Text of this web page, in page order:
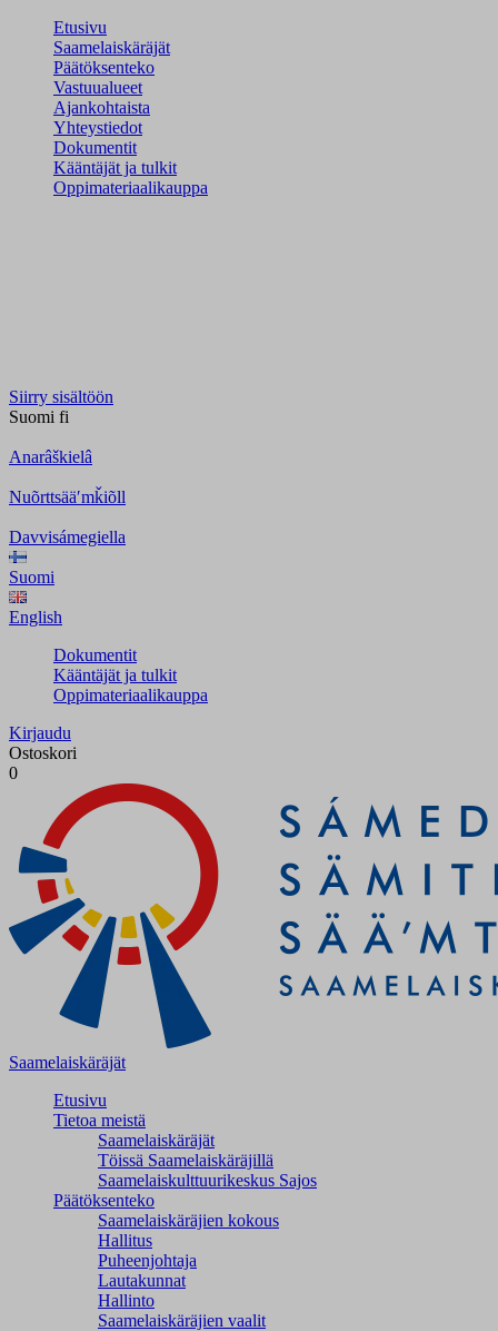
Etusivu
Saamelaiskäräjät
Päätöksenteko
Vastuualueet
Ajankohtaista
Yhteystiedot
Dokumentit
Kääntäjät ja tulkit
Oppimateriaalikauppa
Siirry sisältöön
Suomi fi
Anarâškielâ
Nuõrttsääʹmǩiõll
Davvisámegiella
Suomi
English
Dokumentit
Kääntäjät ja tulkit
Oppimateriaalikauppa
Kirjaudu
Ostoskori
0
Saamelaiskäräjät
Etusivu
Tietoa meistä
Saamelaiskäräjät
Töissä Saamelaiskäräjillä
Saamelaiskulttuuri­keskus Sajos
Päätöksenteko
Saamelaiskäräjien kokous
Hallitus
Puheenjohtaja
Lautakunnat
Hallinto
Saamelaiskäräjien vaalit